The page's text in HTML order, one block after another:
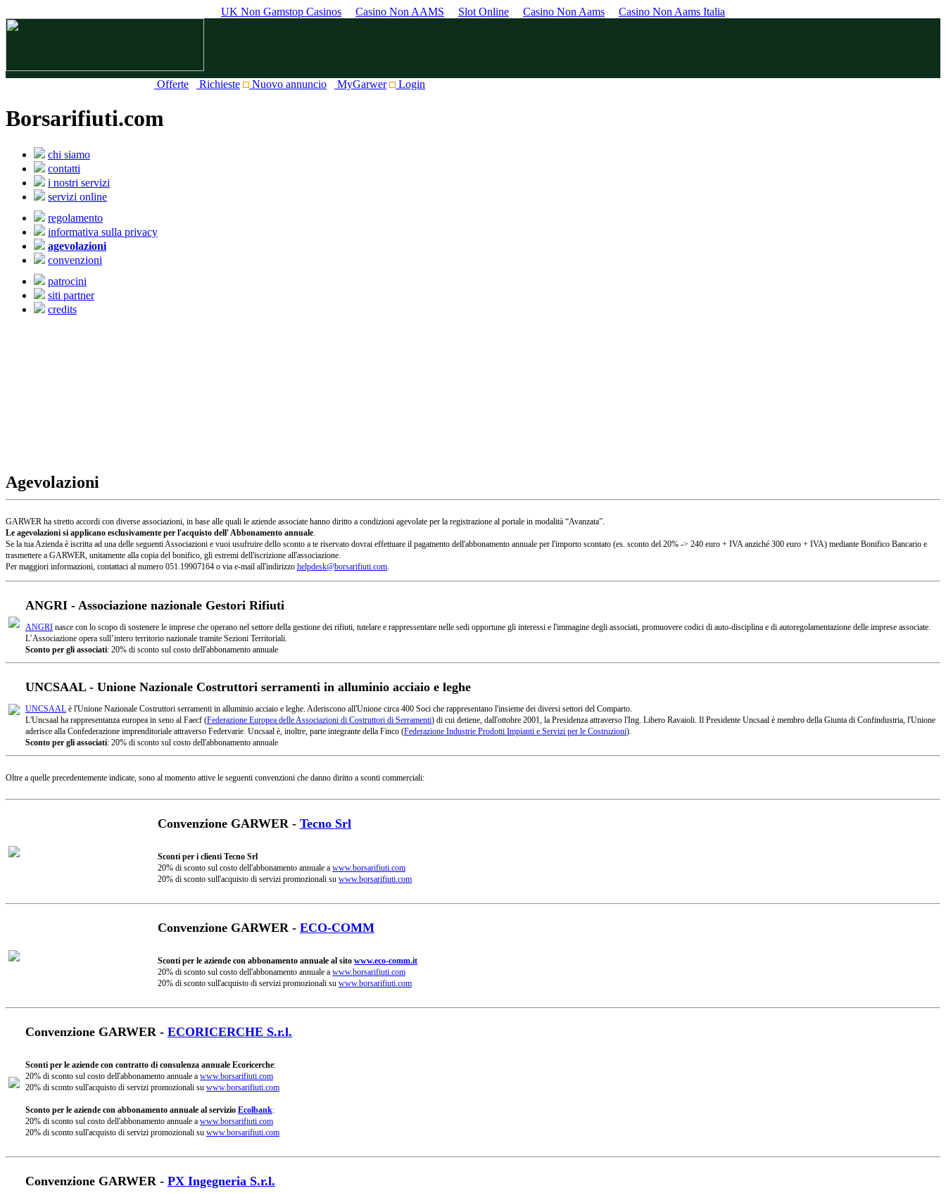
UK Non Gamstop Casinos Casino Non AAMS Slot Online Casino Non Aams Casino Non Aams Italia
Offerte Richieste Nuovo annuncio MyGarwer Login
Borsarifiuti.com
chi siamo
contatti
i nostri servizi
servizi online
regolamento
informativa sulla privacy
agevolazioni
convenzioni
patrocini
siti partner
credits
Agevolazioni
GARWER ha stretto accordi con diverse associazioni, in base alle quali le aziende associate hanno diritto a condizioni agevolate per la registrazione al portale in modalità “Avanzata”.
Le agevolazioni si applicano esclusivamente per l'acquisto dell' Abbonamento annuale.
Se la tua Azienda è iscritta ad una delle seguenti Associazioni e vuoi usufruire dello sconto a te riservato dovrai effettuare il pagamento dell'abbonamento annuale per l'importo scontato (es. sconto del 20% -> 240 euro + IVA anziché 300 euro + IVA) mediante Bonifico Bancario e
trasmettere a GARWER, unitamente alla copia del bonifico, gli estremi dell'iscrizione all'associazione.
Per maggiori informazioni, contattaci al numero 051.19907164 o via e-mail all'indirizzo helpdesk@borsarifiuti.com.
ANGRI - Associazione nazionale Gestori Rifiuti
ANGRI nasce con lo scopo di sostenere le imprese che operano nel settore della gestione dei rifiuti, tutelare e rappressentare nelle sedi opportune gli interessi e l'immagine degli associati, promuovere codici di auto-disciplina e di autoregolamentazione delle imprese associate.
L’Associazione opera sull’intero territorio nazionale tramite Sezioni Territoriali.
Sconto per gli associati: 20% di sconto sul costo dell'abbonamento annuale
UNCSAAL - Unione Nazionale Costruttori serramenti in alluminio acciaio e leghe
UNCSAAL è l'Unione Nazionale Costruttori serramenti in alluminio acciaio e leghe. Aderiscono all'Unione circa 400 Soci che rappresentano l'insieme dei diversi settori del Comparto.
L'Uncsaal ha rappresentanza europea in seno al Faecf (Federazione Europea delle Associazioni di Costruttori di Serramenti) di cui detiene, dall'ottobre 2001, la Presidenza attraverso l'Ing. Libero Ravaioli. Il Presidente Uncsaal è membro della Giunta di Confindustria, l'Unione
aderisce alla Confederazione imprenditoriale attraverso Federvarie. Uncsaal è, inoltre, parte integrante della Finco (Federazione Industrie Prodotti Impianti e Servizi per le Costruzioni).
Sconto per gli associati: 20% di sconto sul costo dell'abbonamento annuale
Oltre a quelle precedentemente indicate, sono al momento attive le seguenti convenzioni che danno diritto a sconti commerciali:
Convenzione GARWER - Tecno Srl
Sconti per i clienti Tecno Srl
20% di sconto sul costo dell'abbonamento annuale a www.borsarifiuti.com
20% di sconto sull'acquisto di servizi promozionali su www.borsarifiuti.com
Convenzione GARWER - ECO-COMM
Sconti per le aziende con abbonamento annuale al sito www.eco-comm.it
20% di sconto sul costo dell'abbonamento annuale a www.borsarifiuti.com
20% di sconto sull'acquisto di servizi promozionali su www.borsarifiuti.com
Convenzione GARWER - ECORICERCHE S.r.l.
Sconti per le aziende con contratto di consulenza annuale Ecoricerche:
20% di sconto sul costo dell'abbonamento annuale a www.borsarifiuti.com
20% di sconto sull'acquisto di servizi promozionali su www.borsarifiuti.com
Sconto per le aziende con abbonamento annuale al servizio Ecolbank:
20% di sconto sul costo dell'abbonamento annuale a www.borsarifiuti.com
20% di sconto sull'acquisto di servizi promozionali su www.borsarifiuti.com
Convenzione GARWER - PX Ingegneria S.r.l.